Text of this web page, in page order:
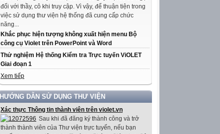
đối với thầy, cô khi truy cập. Vì vậy, để thuận tiện trong
việc sử dụng thư viện hệ thống đã cung cấp chức
năng...
Khắc phục hiện tượng không xuất hiện menu Bộ
công cụ Violet trên PowerPoint và Word
Thử nghiệm Hệ thống Kiểm tra Trực tuyến ViOLET
Giai đoạn 1
Xem tiếp
HƯỚNG DẪN SỬ DỤNG THƯ VIỆN
Xác thực Thông tin thành viên trên violet.vn
Sau khi đã đăng ký thành công và trở
thành thành viên của Thư viện trực tuyến, nếu bạn